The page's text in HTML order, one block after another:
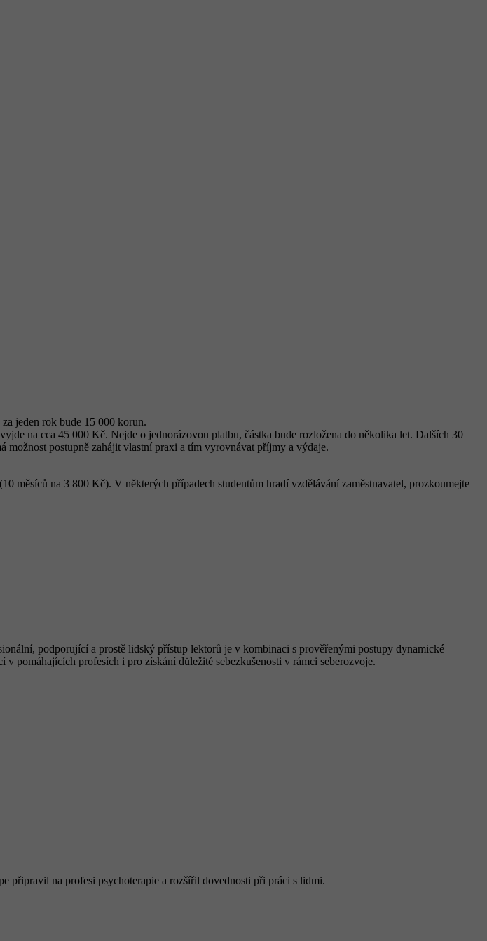
jeden rok bude 15 000 korun.
na cca 45 000 Kč. Nejde o jednorázovou platbu, částka bude rozložena do několika let. Dalších 30
postupně zahájit vlastní praxi a tím vyrovnávat příjmy a výdaje.
měsíců na 3 800 Kč). V některých případech studentům hradí vzdělávání zaměstnavatel, prozkoumejte
podporující a prostě lidský přístup lektorů je v kombinaci s prověřenými postupy dynamické
pomáhajících profesích i pro získání důležité sebezkušenosti v rámci seberozvoje.
připravil na profesi psychoterapie a rozšířil dovednosti při práci s lidmi.